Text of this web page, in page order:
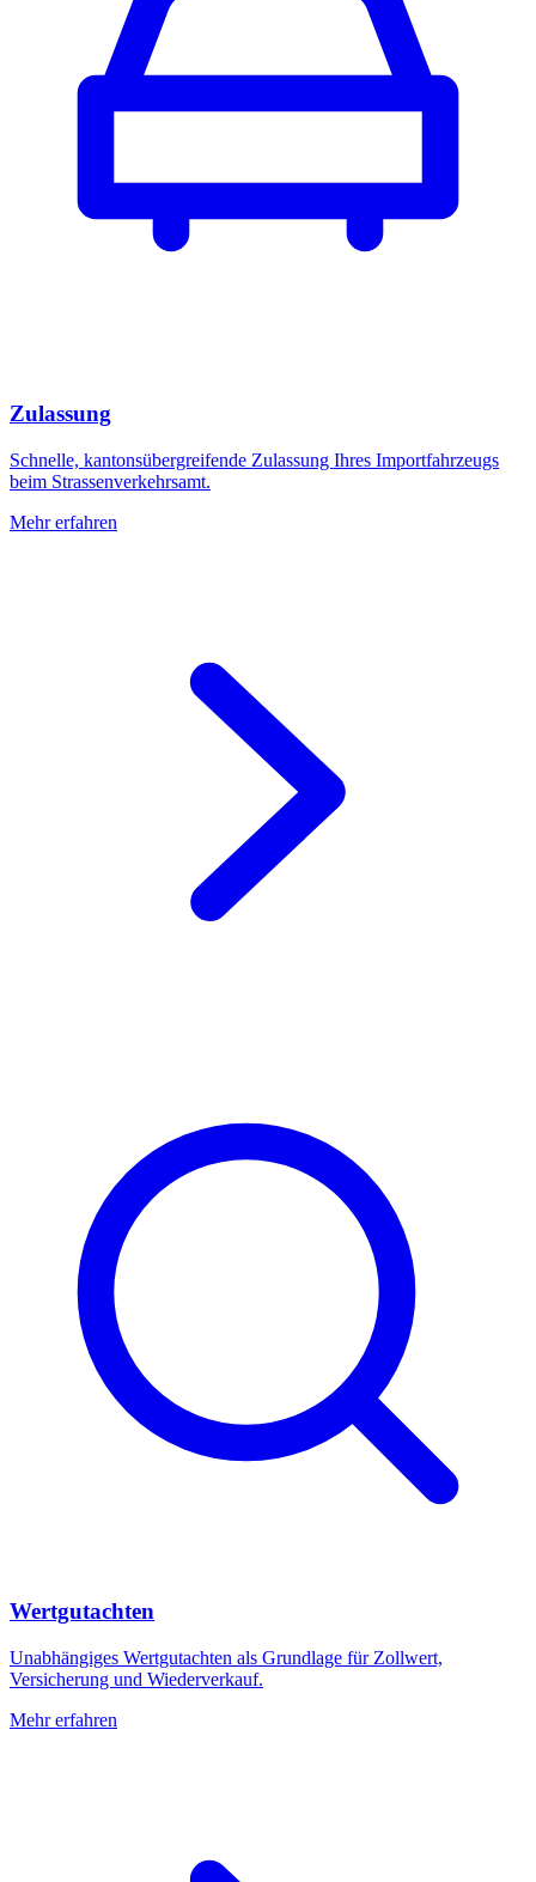
Zulassung
Schnelle, kantonsübergreifende Zulassung Ihres Importfahrzeugs
beim Strassenverkehrsamt.
Mehr erfahren
Wertgutachten
Unabhängiges Wertgutachten als Grundlage für Zollwert,
Versicherung und Wiederverkauf.
Mehr erfahren